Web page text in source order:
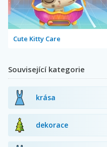
Cute Kitty Care
Související kategorie
krása
dekorace